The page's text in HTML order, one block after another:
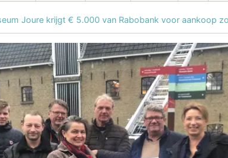
Joure krijgt € 5.000 van Rabobank voor aankoop